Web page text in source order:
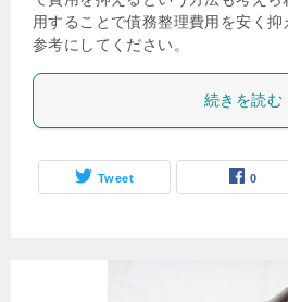
用することで債務整理費用を安く
参考にしてください。
続きを読む
Tweet 0